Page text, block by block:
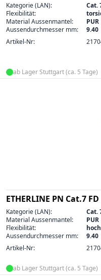
Kategorie (LAN):
Cat.
Flexibilität:
Material Aussenmantel:
PUR
Aussendurchmesser mm:
9.40
Artikel-Nr:
ab Lager Stuttgart (ca. 5 Tage)
ETHERLINE PN Cat.7
Kategorie (LAN):
Cat.
Material Aussenmantel:
PUR
Flexibilität:
Aussendurchmesser mm:
9.40
Artikel-Nr:
ab Lager Stuttgart (ca. 5 Tage)